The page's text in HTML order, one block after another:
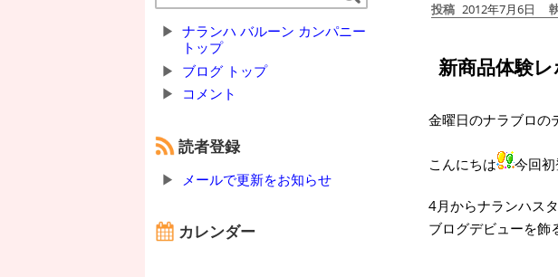
ナランハ バルーン カンパニー
トップ
ブログ トップ
コメント
読者登録
メールで更新をお知らせ
カレンダー
投稿 2012年7月6日
新商品体験レ
金曜日のナラブロの
こんにちは 今回
4月からナランハス
ブログデビューを飾